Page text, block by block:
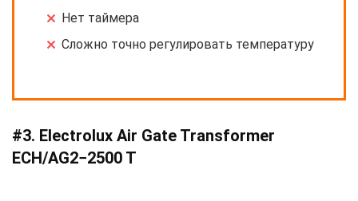
Нет таймера
Сложно точно регулировать температуру
#3. Electrolux Air Gate Transformer
ECH/AG2−2500 T